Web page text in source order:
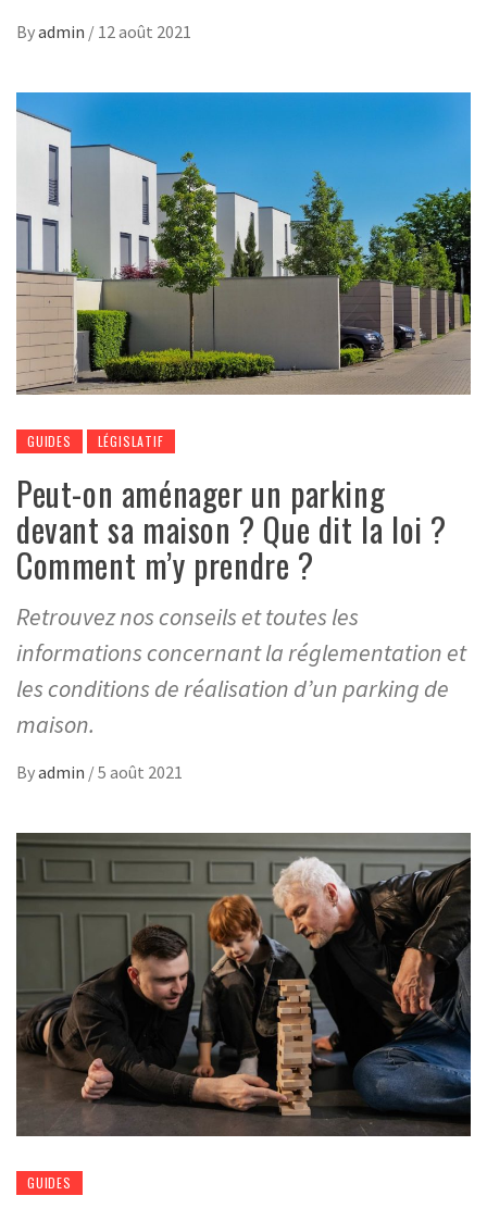
Byadmin / 12 août 2021
GUIDES LÉGISLATIF
Peut-on aménager un parking
devant sa maison ? Que dit la loi ?
Comment m’y prendre ?
Retrouvez nos conseils et toutes les
informations concernant la réglementation et
les conditions de réalisation d’un parking de
maison.
Byadmin /5 août 2021
GUIDES